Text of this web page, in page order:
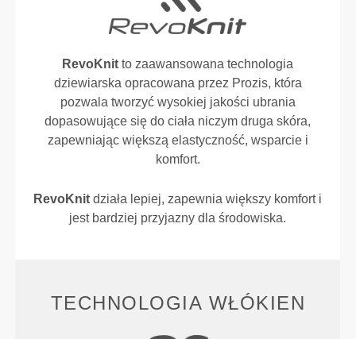
RevoKnit to zaawansowana technologia
dziewiarska opracowana przez Prozis, która
pozwala tworzyć wysokiej jakości ubrania
dopasowujące się do ciała niczym druga skóra,
zapewniając większą elastyczność, wsparcie i
komfort.
RevoKnit działa lepiej, zapewnia większy komfort i
jest bardziej przyjazny dla środowiska.
TECHNOLOGIA WŁÓKIEN